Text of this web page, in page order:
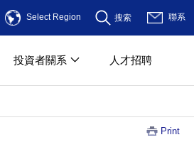
Select Region 搜索 聯系
投資者關系 人才招聘
Print